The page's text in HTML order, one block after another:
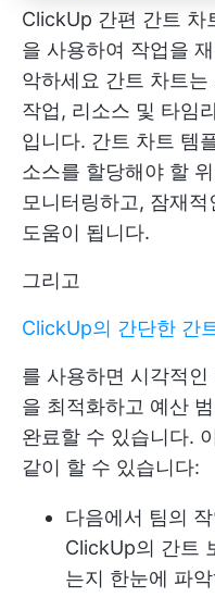
ClickUp 간편 간트 차
을 사용하여 작업을
악하세요 간트 차트
작업, 리소스 및 타임
입니다. 간트 차트 템
소스를 할당해야 할
모니터링하고, 잠재
도움이 됩니다.
그리고
ClickUp의 간단한 간
를 사용하면 시각적
을 최적화하고 예산
완료할 수 있습니다.
같이 할 수 있습니다:
다음에서 팀의
ClickUp의 간트
는지 한눈에 파